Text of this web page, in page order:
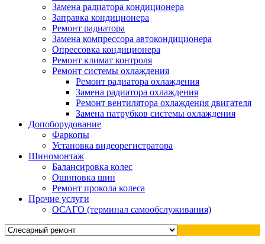
Замена радиатора кондиционера
Заправка кондиционера
Ремонт радиатора
Замена компрессора автокондиционера
Опрессовка кондиционера
Ремонт климат контроля
Ремонт системы охлаждения
Ремонт радиатора охлаждения
Замена радиатора охлаждения
Ремонт вентилятора охлаждения двигателя
Замена патрубков системы охлаждения
Допоборудование
Фаркопы
Установка видеорегистратора
Шиномонтаж
Балансировка колес
Ошиповка шин
Ремонт прокола колеса
Прочие услуги
ОСАГО (терминал самообслуживания)